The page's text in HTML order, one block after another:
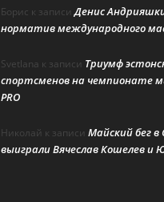
Борис к записиДенис
норматив международного
Svetlana к записи Триумф
спортсменов на чемпионате
PRO
Николай к записи Майский бег в
выиграли Вячеслав Кошелев и